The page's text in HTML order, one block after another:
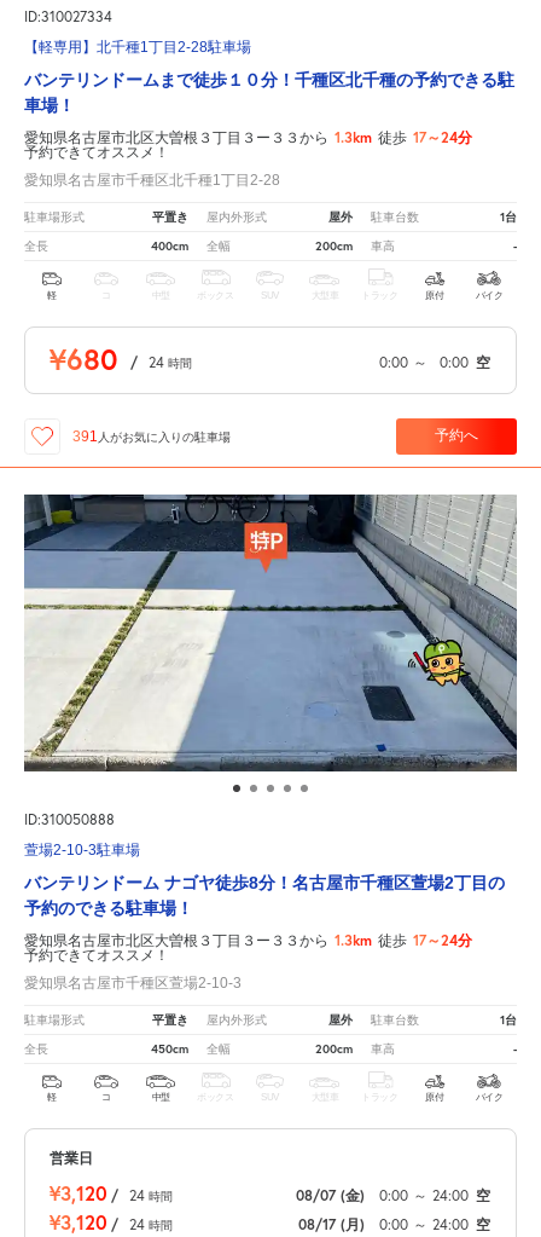
ID:310027334
【軽専用】北千種1丁目2-28駐車場
バンテリンドームまで徒歩１０分！千種区北千種の予約できる駐
車場！
愛知県名古屋市北区大曽根３丁目３ー３３から 1.3km 徒歩 17～24分
予約できてオススメ！
愛知県名古屋市千種区北千種1丁目2-28
駐車場形式 平置き 屋内外形式 屋外 駐車台数 1台
全長 400cm 全幅 200cm 車高 -
軽 中型 ボックス SUV 大型車 トラック 原付 バイク
¥680 / 24 時間 0:00 ～ 0:00 空
391 人がお気に入りの駐車場 予約へ
ID:310050888
萱場2-10-3駐車場
バンテリンドーム ナゴヤ徒歩8分！名古屋市千種区萱場2丁目の
予約のできる駐車場！
愛知県名古屋市北区大曽根３丁目３ー３３から 1.3km 徒歩 17～24分
予約できてオススメ！
愛知県名古屋市千種区萱場2-10-3
駐車場形式 平置き 屋内外形式 屋外 駐車台数 1台
全長 450cm 全幅 200cm 車高 -
軽 コ 中型 ボックス SUV 大型車 トラック 原付 バイク
営業日
¥3,120 / 24 時間 08/07 (金) 0:00 ～ 24:00 空
¥3,120 / 24 時間 08/17 (月) 0:00 ～ 24:00 空